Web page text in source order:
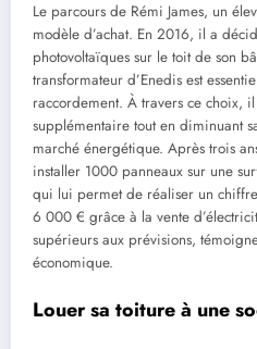
Le parcours de Rémi James, un
modèle d’achat. En 2016, il a
photovoltaïques sur le toit de son
transformateur d’Enedis est
raccordement. À travers ce choix,
supplémentaire tout en diminuant
marché énergétique. Après trois
installer 1000 panneaux sur une
qui lui permet de réaliser un
6 000 € grâce à la vente
supérieurs aux prévisions,
économique.
Louer sa toiture à une